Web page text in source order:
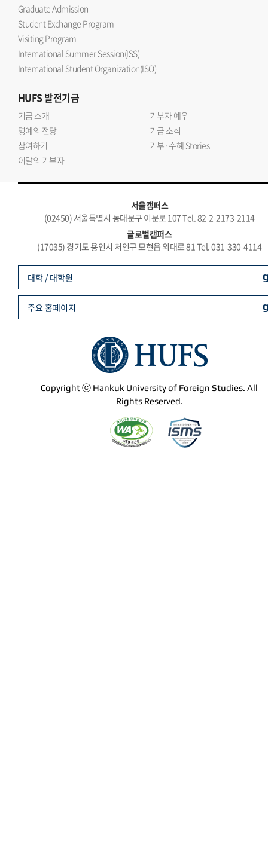
Graduate Admission
Student Exchange Program
Visiting Program
International Summer Session(ISS)
International Student Organization(ISO)
HUFS발전기금
기금 소개
기부자 예우
명예의 전당
기금 소식
참여하기
기부·수혜 Stories
이달의 기부자
서울캠퍼스
(02450) 서울특별시 동대문구 이문로 107 Tel. 82-2-2173-2114
글로벌캠퍼스
(17035) 경기도 용인시 처인구 모현읍 외대로 81 Tel. 031-330-4114
Copyright ⓒ Hankuk University of Foreign Studies. All
Rights Reserved.
대학 / 대학원
주요 홈페이지